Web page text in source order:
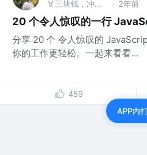
🏅三块钱，冲冲冲 @只管挖坑不管埋 · 2年前
20 个令人惊叹的一行
分享 20 个 令人惊叹的
你的工作更轻松。一起来看看...
459
APP内